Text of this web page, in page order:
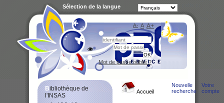
Accueil
Nouvelle
recherche
Votre
compte
Bibliothèque de
l'INSAS
A- A A+
Sélection de la langue
Mot de passe oublié ?